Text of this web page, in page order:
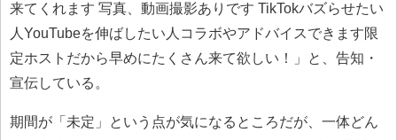
来てくれます 写真、動画撮影ありです TikTokバズらせたい
人YouTubeを伸ばしたい人コラボやアドバイスできます限
定ホストだから早めにたくさん来て欲しい！」と、告知・
宣伝している。
期間が「未定」という点が気になるところだが、一体どん